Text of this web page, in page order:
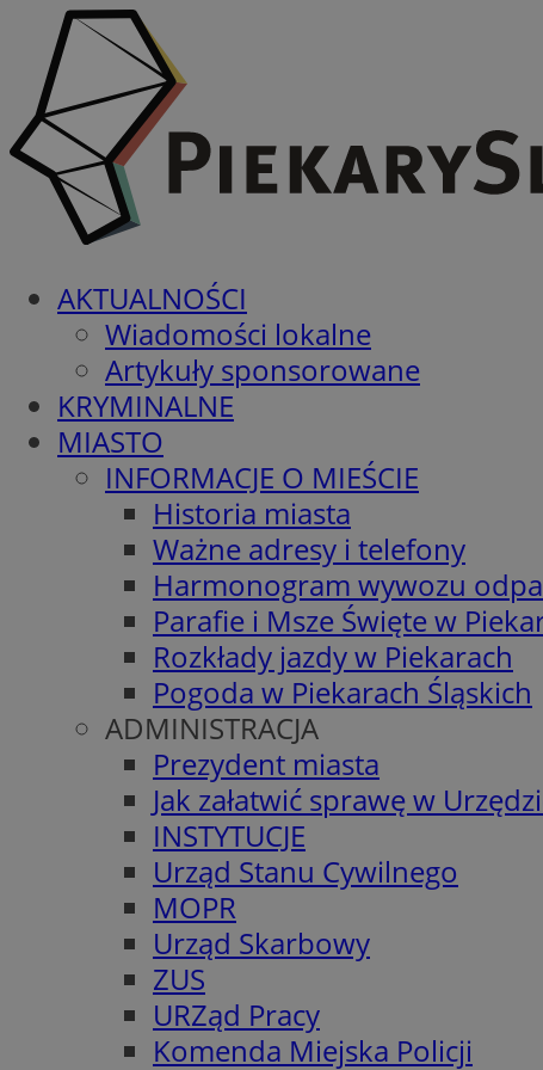
AKTUALNOŚCI
Wiadomości lokalne
Artykuły sponsorowane
KRYMINALNE
MIASTO
INFORMACJE O MIEŚCIE
Historia miasta
Ważne adresy i telefony
Harmonogram wywozu
Parafie i Msze Święte w
Rozkłady jazdy w Piekarach
Pogoda w Piekarach Śląskich
ADMINISTRACJA
Prezydent miasta
Jak załatwić sprawę w
INSTYTUCJE
Urząd Stanu Cywilnego
MOPR
Urząd Skarbowy
ZUS
URZąd Pracy
Komenda Miejska Policji